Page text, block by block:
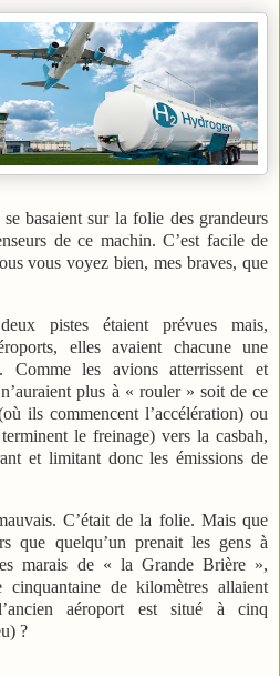
basaient sur la folie des grandeurs
de ce machin. C’est facile de
vous voyez bien, mes braves, que
pistes étaient prévues mais,
elles avaient chacune une
Comme les avions atterrissent et
plus à « rouler » soit de ce
ils commencent l’accélération) ou
le freinage) vers la casbah,
et limitant donc les émissions de
C’était de la folie. Mais que
que quelqu’un prenait les gens à
marais de « la Grande Brière »,
de kilomètres allaient
aéroport est situé à cinq
?